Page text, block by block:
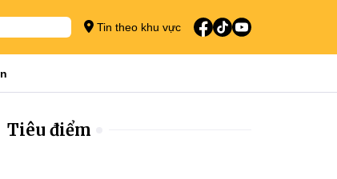
Tin theo khu vực
Tiêu điểm